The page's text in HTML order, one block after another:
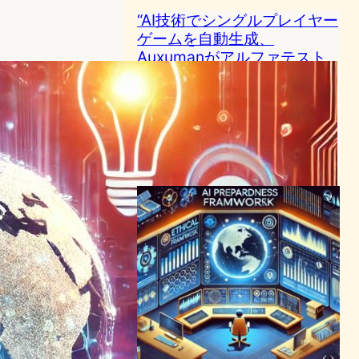
“AI技術でシングルプレイヤー
ゲームを自動生成、
Auxumanがアルファテスト
開始” “Auxworldプラットフ
ォーム、ユーザーのカスタム
入力に応じたゲーム提供へ”
AI（人工知能）ニュース
テクノロジーとエンタメニュース
2023年12月21日17:42